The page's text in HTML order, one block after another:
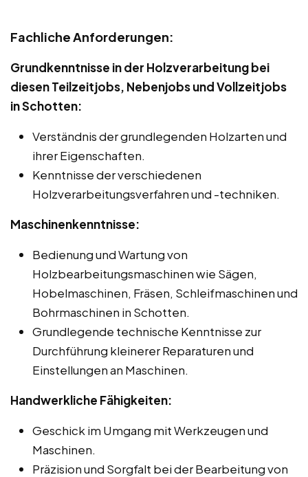
Fachliche Anforderungen:
Grundkenntnisse in der Holzverarbeitung bei
diesen Teilzeitjobs, Nebenjobs und Vollzeitjobs
in Schotten:
Verständnis der grundlegenden Holzarten und
ihrer Eigenschaften.
Kenntnisse der verschiedenen
Holzverarbeitungsverfahren und -techniken.
Maschinenkenntnisse:
Bedienung und Wartung von
Holzbearbeitungsmaschinen wie Sägen,
Hobelmaschinen, Fräsen, Schleifmaschinen und
Bohrmaschinen in Schotten.
Grundlegende technische Kenntnisse zur
Durchführung kleinerer Reparaturen und
Einstellungen an Maschinen.
Handwerkliche Fähigkeiten:
Geschick im Umgang mit Werkzeugen und
Maschinen.
Präzision und Sorgfalt bei der Bearbeitung von